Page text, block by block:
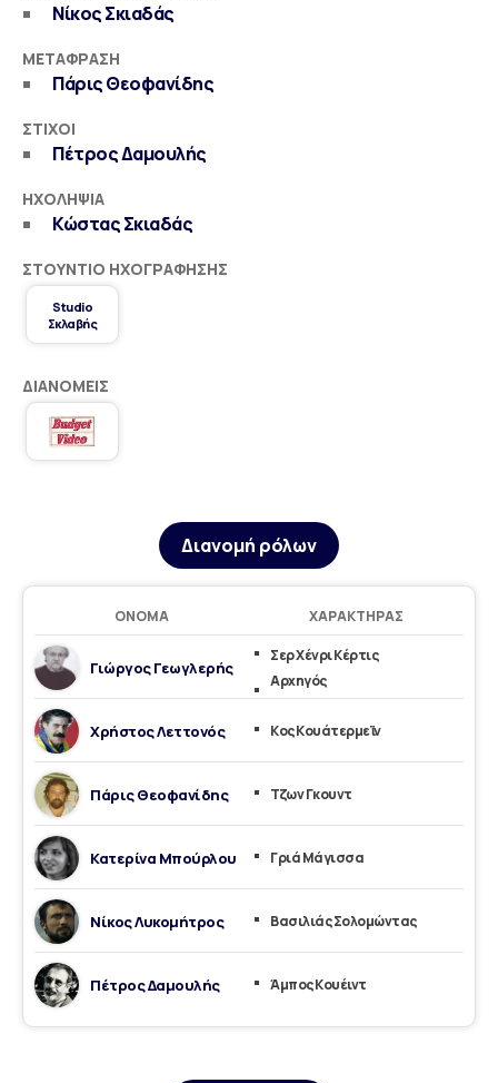
Νίκος Σκιαδάς
ΜΕΤΆΦΡΑΣΗ
Πάρις Θεοφανίδης
ΣΤΊΧΟΙ
Πέτρος Δαμουλής
ΗΧΟΛΗΨΊΑ
Κώστας Σκιαδάς
ΣΤΟΎΝΤΙΟ ΗΧΟΓΡΆΦΗΣΗΣ
Studio
Σκλαβής
ΔΙΑΝΟΜΕΊΣ
Διανομή ρόλων
ΌΝΟΜΑ ΧΑΡΑΚΤΉΡΑΣ
Γιώργος Γεωγλερής
Σερ Χένρι Κέρτις
Αρχηγός
Χρήστος Λεττονός Κος Κουάτερμεϊν
Πάρις Θεοφανίδης Τζων Γκουντ
Κατερίνα Μπούρλου Γριά Μάγισσα
Νίκος Λυκομήτρος Βασιλιάς Σολομώντας
Πέτρος Δαμουλής Άμπος Κουέιντ